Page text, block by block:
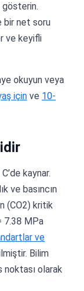
gösterin.
bir net soru
ve keyifli
okuyun veya
için ve 10-
kaynar.
ve basıncın
(CO2) kritik
7.38 MPa
ve
Bilim
noktası olarak